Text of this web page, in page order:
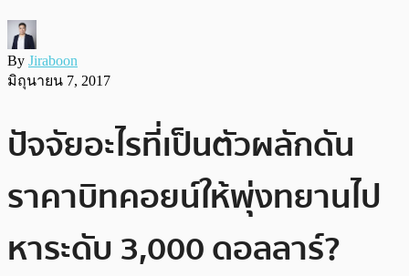
By Jiraboon
มิถุนายน 7, 2017
ปัจจัยอะไรที่เป็นตัวผลักดัน
ราคาบิทคอยน์ให้พุ่งทยานไป
หาระดับ 3,000 ดอลลาร์?